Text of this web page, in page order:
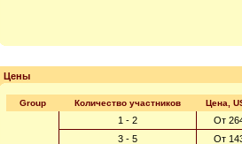
Цены
Group Количество участников Цена,
1 - 2
От
3 - 5
От